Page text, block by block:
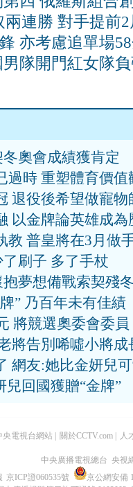
連勝 對手提前
亦考慮追單場
隊開門紅女隊
奧會成績獲肯定
過時 重塑體育價值
退役後希望做寵物
以金牌論英雄成為
教 普皇將在3月做
刷子 多了手杖
夢想備戰索契殘
” 乃百年未有佳績
將競選奧委會委員
將告別唏噓小將成
網友:她比金妍兒
回國獲贈“金牌”
央電視台網站 關於CCTV.com 人
中央廣播電視總台 央視
京ICP證060535號
京公網安備